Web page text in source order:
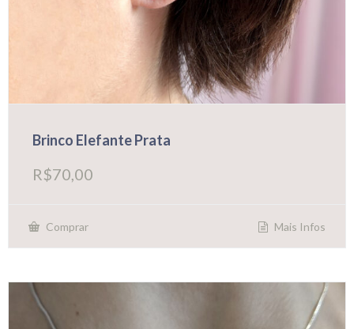
Brinco Elefante Prata
R$70,00
Comprar Mais Infos